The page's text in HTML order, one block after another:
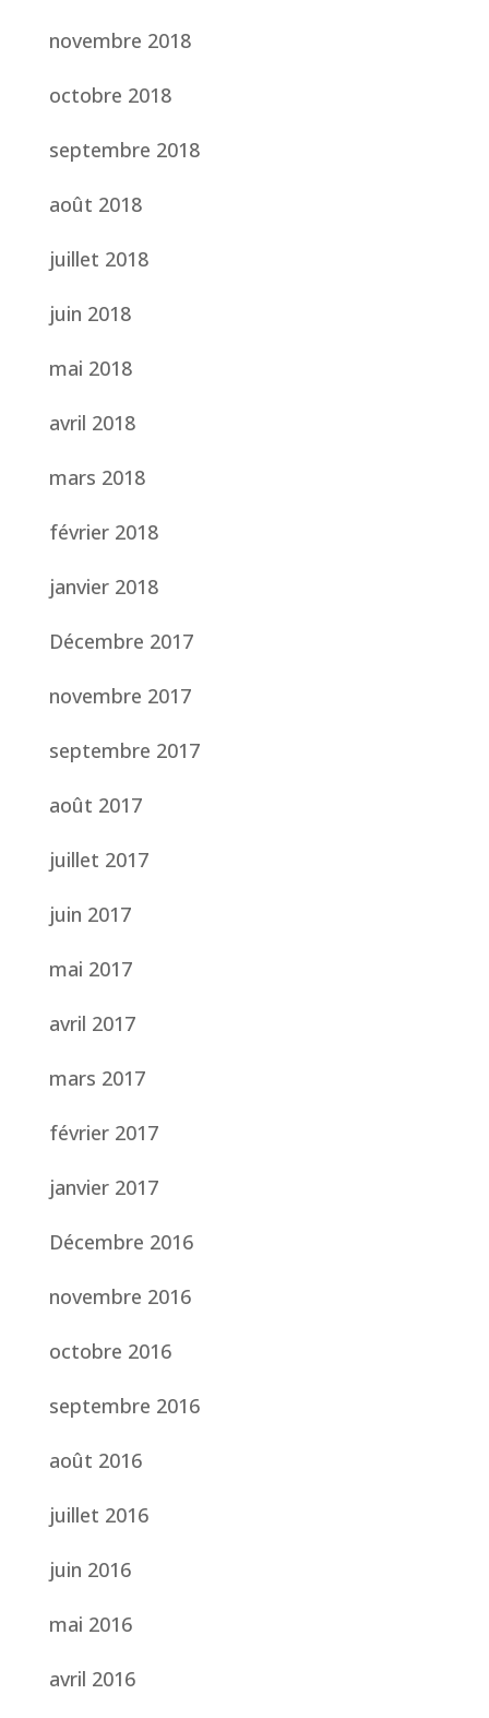
novembre 2018
octobre 2018
septembre 2018
août 2018
juillet 2018
juin 2018
mai 2018
avril 2018
mars 2018
février 2018
janvier 2018
Décembre 2017
novembre 2017
septembre 2017
août 2017
juillet 2017
juin 2017
mai 2017
avril 2017
mars 2017
février 2017
janvier 2017
Décembre 2016
novembre 2016
octobre 2016
septembre 2016
août 2016
juillet 2016
juin 2016
mai 2016
avril 2016